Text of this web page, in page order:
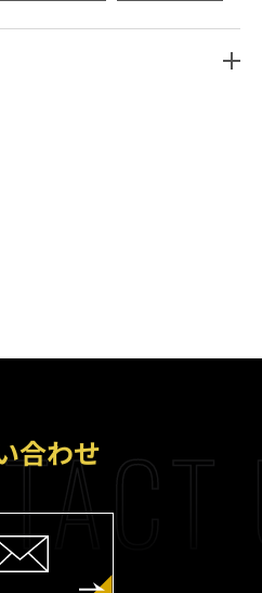
合わせ